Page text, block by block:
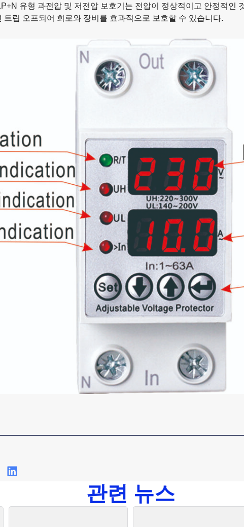
유형 과전압 및 저전압 보호기는 전압이 정상적이고 안정적인
립 오프되어 회로와 장비를 효과적으로 보호할 수 있습니다.
관련 뉴스